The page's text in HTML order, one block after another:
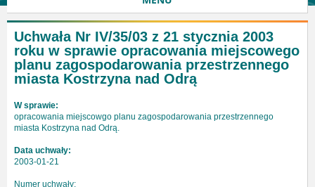
Uchwała Nr IV/35/03 z 21 stycznia 2003
roku w sprawie opracowania miejscowego
planu zagospodarowania przestrzennego
miasta Kostrzyna nad Odrą
W sprawie:
opracowania miejscowgo planu zagospodarowania przestrzennego
miasta Kostrzyna nad Odrą.
Data uchwały:
2003-01-21
Numer uchwały: